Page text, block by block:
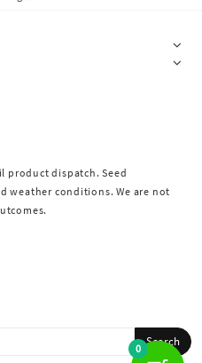
product dispatch. Seed
weather conditions. We are not
0